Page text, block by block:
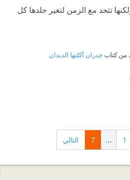
تتحد مع الزمن لتغير جلدها كل
، من كتاب جدران أكلتها الديدان
1
...
7 التالي